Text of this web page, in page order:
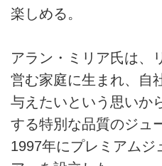
楽しめる。
アラン・ミリア氏は、
営む家庭に生まれ、自
与えたいという思いか
する特別な品質のジュ
1997年にプレミアムジ